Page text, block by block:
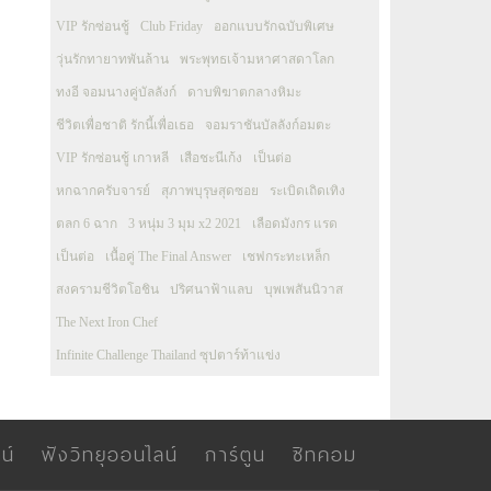
VIP รักซ่อนชู้ Club Friday ออกแบบรักฉบับพิเศษ
วุ่นรักทายาทพันล้าน พระพุทธเจ้ามหาศาสดาโลก
ทงอี จอมนางคู่บัลลังก์ ดาบพิฆาตกลางหิมะ
ชีวิตเพื่อชาติ รักนี้เพื่อเธอ จอมราชันบัลลังก์อมตะ
VIP รักซ่อนชู้ เกาหลี เสือชะนีเก้ง เป็นต่อ
หกฉากครับจารย์ สุภาพบุรุษสุดซอย ระเบิดเถิดเทิง
ตลก 6 ฉาก 3 หนุ่ม 3 มุม x2 2021 เลือดมังกร แรด
เป็นต่อ เนื้อคู่ The Final Answer เชฟกระทะเหล็ก
สงครามชีวิตโอชิน ปริศนาฟ้าแลบ บุพเพสันนิวาส
The Next Iron Chef
Infinite Challenge Thailand ซุปตาร์ท้าแข่ง
ฟังวิทยุออนไลน์ การ์ตูน ซิทคอม